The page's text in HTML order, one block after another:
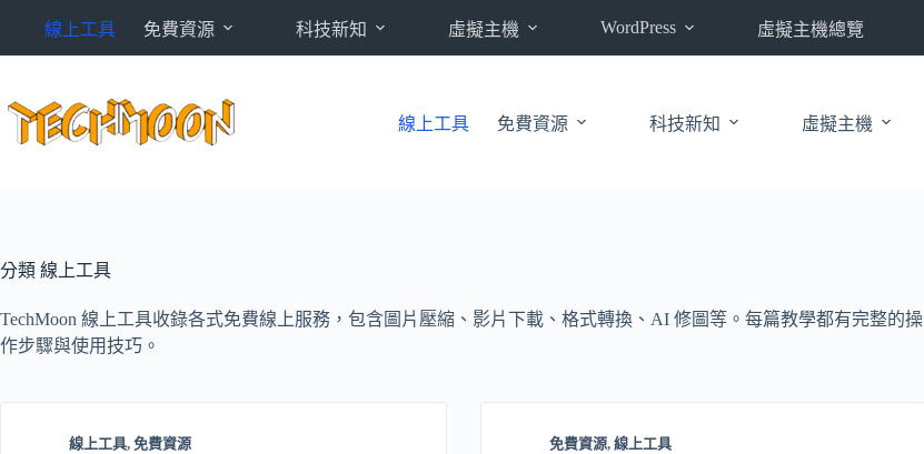
內
線上工具 免費資源 科技新知 虛擬主機 WordPress 虛擬主機總覽
線上工具 免費資源 科技新知 虛擬主機
分類 線上工具
TechMoon 線上工具收錄各式免費線上服務，包含圖片壓縮、影片下載、格式轉換、AI 修圖等。每篇教學都有完整的操
作步驟與使用技巧。
線上工具, 免費資源 免費資源, 線上工具